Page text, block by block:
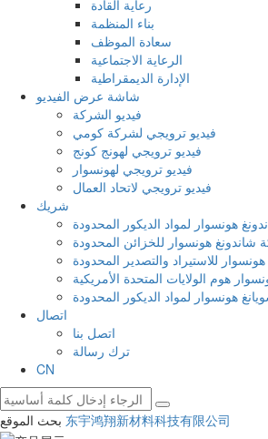
رعاية القادة
بناء المنظمة
سعادة الموظف
الرعاية الاجتماعية
الإدارة الديمقراطية
شاشة عرض الفيديو
فيديو الشركة
فيديو ترويجي لشركة كومي
فيديو ترويجي لهونج كونج
فيديو ترويجي لهونسوار
فيديو ترويجي لاتحاد العمال
شريك
هونسوار لمواد الديكور المحدودة
شاندونغ هونسوار للخزائن المحدودة
للاستيراد والتصدير المحدودة
هوم الولايات المتحدة الأمريكية
هونسوار لمواد الديكور المحدودة
اتصال
اتصل بنا
ترك رسالة
CN
بحث الموقع 东宇鸿翔新材料科技有限公司